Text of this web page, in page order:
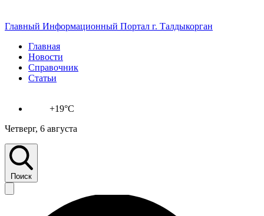
Главный Информационный Портал г. Талдыкорган
Главная
Новости
Справочник
Статьи
+19°C
Четверг, 6 августа
Поиск